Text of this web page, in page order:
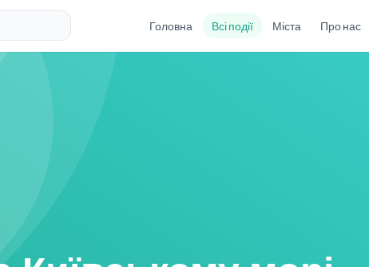
Головна Всі події Міста Про нас